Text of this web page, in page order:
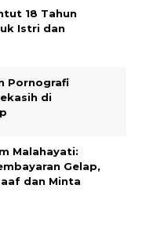
18 Tahun
Istri dan
Pornografi
di
Malahayati:
Gelap,
dan Minta